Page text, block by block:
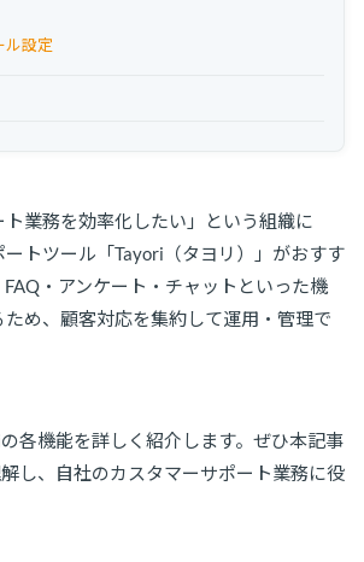
ル設定
ト業務を効率化したい」という組織に
ートツール「Tayori（タヨリ）」がおすす
・アンケート・チャットといった機
め、顧客対応を集約して運用・管理で
各機能を詳しく紹介します。ぜひ本記事
し、自社のカスタマーサポート業務に役